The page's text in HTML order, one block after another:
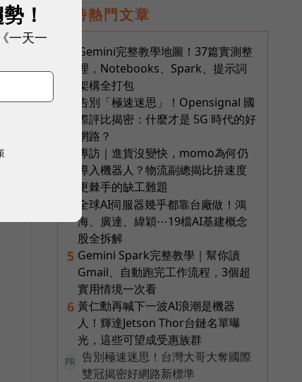
即時熱門文章
Gemini完整教學地圖！37篇實測整
理，Notebooks、Spark、提示詞
架構全打包
告別「極速迷思」！Opensignal 國
際評比揭密：什麼才是 5G 時代的好
網路？
專訪｜進貨沒變快，momo為何仍
導入機器人？物流副總揭比拚速度
更棘手的缺工難題
全球AI伺服器幾乎都靠台廠做！鴻
海、廣達、緯穎⋯19檔AI基建概念
股全拆解
5 Gemini Spark完整教學｜幫你讀
Gmail、自動跑完工作流程，3個超
實用情境一次看
6 黃仁勳再喊下一波AI浪潮是機器
人！輝達Jetson Thor台鏈名單曝
光，這些可望成受惠族群
PR
告別極速迷思！台灣大哥大奪國際
雙冠揭密好網路新標準
！
一天一